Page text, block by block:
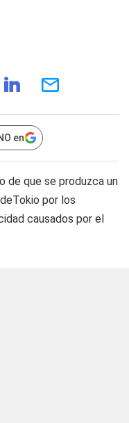
en
de que se produzca un
por los
causados por el